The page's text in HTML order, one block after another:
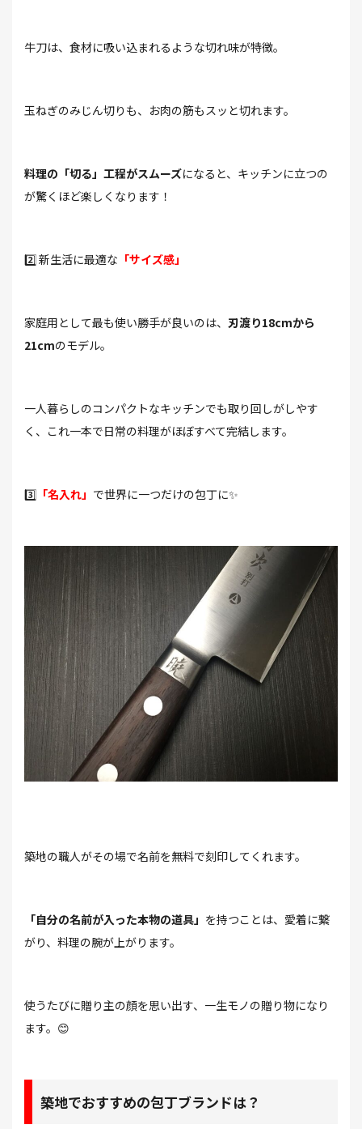
牛刀は、食材に吸い込まれるような切れ味が特徴。
玉ねぎのみじん切りも、お肉の筋もスッと切れます。
料理の「切る」工程がスムーズになると、キッチンに立つの
が驚くほど楽しくなります！
2️⃣ 新生活に最適な 「サイズ感」
家庭用として最も使い勝手が良いのは、 刃渡り18cmから
21cmのモデル。
一人暮らしのコンパクトなキッチンでも取り回しがしやす
く、これ一本で日常の料理がほぼすべて完結します。
3️⃣ 「名入れ」 で世界に一つだけの包丁に✨
築地の職人がその場で名前を無料で刻印してくれます。
「自分の名前が入った本物の道具」 を持つことは、愛着に繋
がり、料理の腕が上がります。
使うたびに贈り主の顔を思い出す、一生モノの贈り物になり
ます。😊
築地でおすすめの包丁ブランドは？